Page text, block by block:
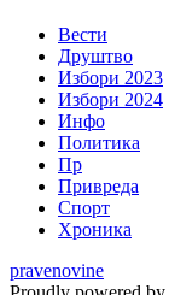
Вести
Друштво
Избори 2023
Избори 2024
Инфо
Политика
Пр
Привреда
Спорт
Хроника
pravenovine